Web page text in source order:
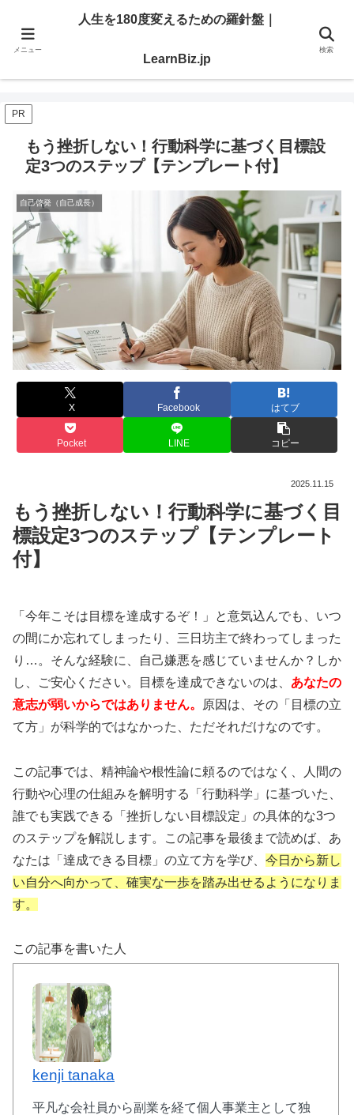
明日を切り開く「学び」と「スキル」を、ここで。
人生を180度変えるための羅針盤｜LearnBiz.jp
PR
もう挫折しない！行動科学に基づく目標設
定3つのステップ【テンプレート付】
自己啓発（自己成長）
X Facebook はてブ
Pocket LINE コピー
2025.11.15
もう挫折しない！行動科学に基づく目
標設定3つのステップ【テンプレート
付】
「今年こそは目標を達成するぞ！」と意気込んでも、いつ
の間にか忘れてしまったり、三日坊主で終わってしまった
り…。そんな経験に、自己嫌悪を感じていませんか？しか
し、ご安心ください。目標を達成できないのは、 あなたの
意志が弱いからではありません。
原因は、その「目標の立
て方」が科学的ではなかった、ただそれだけなのです。
この記事では、精神論や根性論に頼るのではなく、人間の
行動や心理の仕組みを解明する「行動科学」に基づいた、
誰でも実践できる「挫折しない目標設定」の具体的な3つ
のステップを解説します。この記事を最後まで読めば、あ
なたは「達成できる目標」の立て方を学び、 今日から新し
い自分へ向かって、確実な一歩を踏み出せるようになりま
す。
この記事を書いた人
kenji tanaka
平凡な会社員から副業を経て個人事業主として独
メニュー
人生を180度変えるための羅針盤｜
LearnBiz.jp
検索